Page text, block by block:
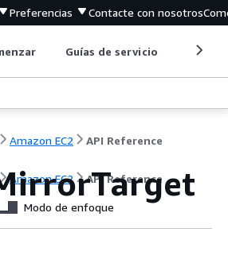
Preferencias Contacte con nosotros
Guías de servicio
Amazon EC2 API Reference
Amazon EC2 API Reference
Modo de enfoque